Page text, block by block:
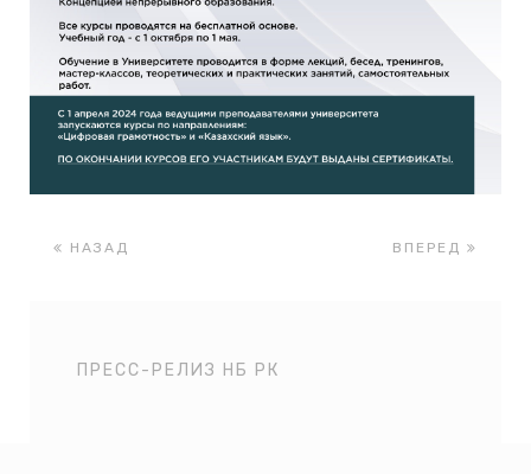
НАЗАД ВПЕРЕД
ПРЕСС-РЕЛИЗ НБ РК